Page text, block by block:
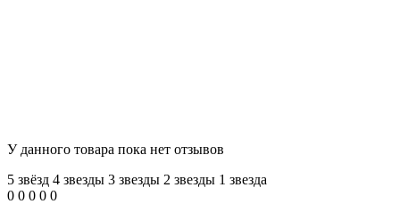
У данного товара пока нет отзывов
5 звёзд 4 звeзды 3 звeзды 2 звeзды 1 звeзда
0 0 0 0 0